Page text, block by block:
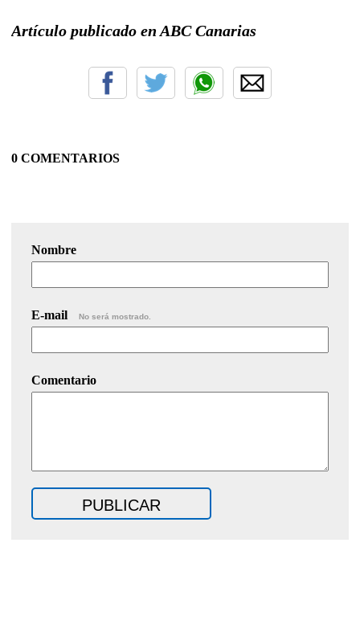
Artículo publicado en ABC Canarias
0 COMENTARIOS
Nombre
E-mail No será mostrado.
Comentario